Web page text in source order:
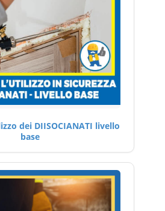
dei DIISOCIANATI livello
base